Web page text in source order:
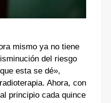
mismo ya no tiene
del riesgo
esta se dé»,
Ahora, con
principio cada quince